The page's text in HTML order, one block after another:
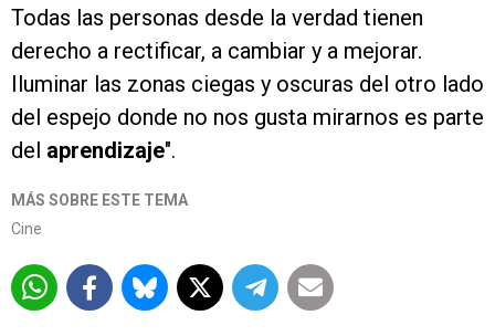
Todas las personas desde la verdad tienen
derecho a rectificar, a cambiar y a mejorar.
Iluminar las zonas ciegas y oscuras del otro lado
del espejo donde no nos gusta mirarnos es parte
del aprendizaje".
MÁS SOBRE ESTE TEMA
Cine